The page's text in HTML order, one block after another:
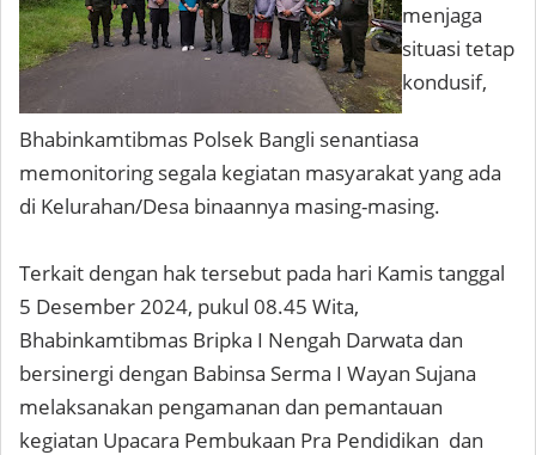
menjaga
situasi tetap
kondusif,
Bhabinkamtibmas Polsek Bangli senantiasa
memonitoring segala kegiatan masyarakat yang ada
di Kelurahan/Desa binaannya masing-masing.
Terkait dengan hak tersebut pada hari Kamis tanggal
5 Desember 2024, pukul 08.45 Wita,
Bhabinkamtibmas Bripka I Nengah Darwata dan
bersinergi dengan Babinsa Serma I Wayan Sujana
melaksanakan pengamanan dan pemantauan
kegiatan Upacara Pembukaan Pra Pendidikan dan